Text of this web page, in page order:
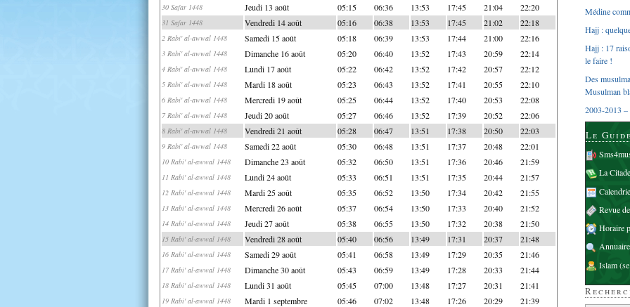
30 Safar 1448 Jeudi 13 août 05:15 06:36 13:53 17:45 21:04 22:20
31 Safar 1448 Vendredi 14 août 05:16 06:38 13:53 17:45 21:02 22:18
2 Rabi' al-awwal 1448 Samedi 15 août 05:18 06:39 13:53 17:44 21:00 22:16
3 Rabi' al-awwal 1448 Dimanche 16 août 05:20 06:40 13:52 17:43 20:59 22:14
4 Rabi' al-awwal 1448 Lundi 17 août 05:22 06:42 13:52 17:42 20:57 22:12
5 Rabi' al-awwal 1448 Mardi 18 août 05:23 06:43 13:52 17:41 20:55 22:10
6 Rabi' al-awwal 1448 Mercredi 19 août 05:25 06:44 13:52 17:40 20:53 22:08
7 Rabi' al-awwal 1448 Jeudi 20 août 05:27 06:46 13:52 17:39 20:52 22:06
8 Rabi' al-awwal 1448 Vendredi 21 août 05:28 06:47 13:51 17:38 20:50 22:03
9 Rabi' al-awwal 1448 Samedi 22 août 05:30 06:48 13:51 17:37 20:48 22:01
10 Rabi' al-awwal 1448 Dimanche 23 août 05:32 06:50 13:51 17:36 20:46 21:59
11 Rabi' al-awwal 1448 Lundi 24 août 05:33 06:51 13:51 17:35 20:44 21:57
12 Rabi' al-awwal 1448 Mardi 25 août 05:35 06:52 13:50 17:34 20:42 21:55
13 Rabi' al-awwal 1448 Mercredi 26 août 05:37 06:54 13:50 17:33 20:40 21:52
14 Rabi' al-awwal 1448 Jeudi 27 août 05:38 06:55 13:50 17:32 20:38 21:50
15 Rabi' al-awwal 1448 Vendredi 28 août 05:40 06:56 13:49 17:31 20:37 21:48
16 Rabi' al-awwal 1448 Samedi 29 août 05:41 06:58 13:49 17:29 20:35 21:46
17 Rabi' al-awwal 1448 Dimanche 30 août 05:43 06:59 13:49 17:28 20:33 21:44
18 Rabi' al-awwal 1448 Lundi 31 août 05:45 07:00 13:48 17:27 20:31 21:41
19 Rabi' al-awwal 1448 Mardi 1 septembre 05:46 07:02 13:48 17:26 20:29 21:39
Médine
Hajj :
Hajj : 17
le faire !
Des
Musulman
2003-2013 –
Le
La
Revue
Horaire
Islam